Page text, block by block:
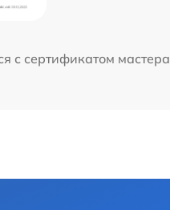
с сертификатом мастера